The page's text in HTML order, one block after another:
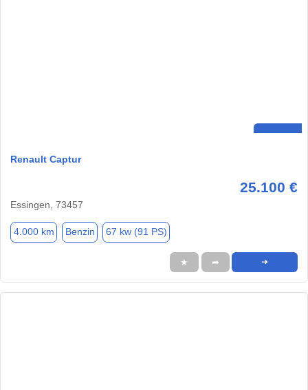
Renault Captur
25.100 €
Essingen, 73457
4.000 km Benzin 67 kw (91 PS)
★ ➦ ➜